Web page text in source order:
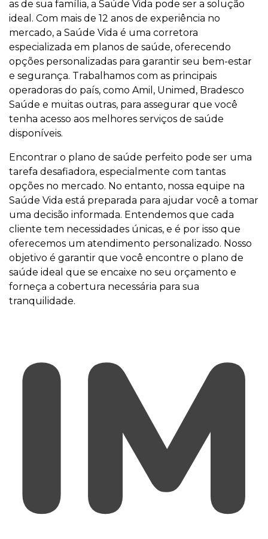
as de sua família, a Saúde Vida pode ser a solução
ideal. Com mais de 12 anos de experiência no
mercado, a Saúde Vida é uma corretora
especializada em planos de saúde, oferecendo
opções personalizadas para garantir seu bem-estar
e segurança. Trabalhamos com as principais
operadoras do país, como Amil, Unimed, Bradesco
Saúde e muitas outras, para assegurar que você
tenha acesso aos melhores serviços de saúde
disponíveis.
Encontrar o plano de saúde perfeito pode ser uma
tarefa desafiadora, especialmente com tantas
opções no mercado. No entanto, nossa equipe na
Saúde Vida está preparada para ajudar você a tomar
uma decisão informada. Entendemos que cada
cliente tem necessidades únicas, e é por isso que
oferecemos um atendimento personalizado. Nosso
objetivo é garantir que você encontre o plano de
saúde ideal que se encaixe no seu orçamento e
forneça a cobertura necessária para sua
tranquilidade.
IM